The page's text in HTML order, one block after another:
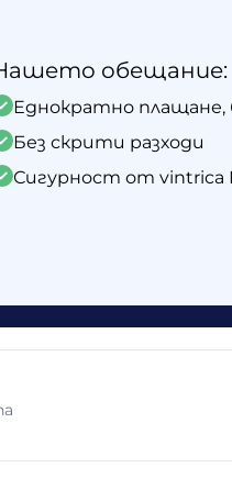
обещание:
Еднократно плащане,
Без скрити разходи
Сигурност от vintrica